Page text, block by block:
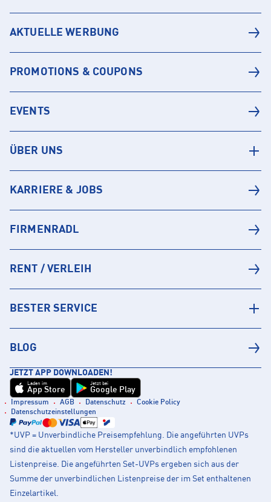
AKTUELLE WERBUNG
PROMOTIONS & COUPONS
EVENTS
ÜBER UNS
KARRIERE & JOBS
FIRMENRADL
RENT / VERLEIH
BESTER SERVICE
BLOG
JETZT APP DOWNLOADEN!
Laden im
App Store
Jetzt bei
Google Play
Impressum AGB Datenschutz
Cookie Policy
Datenschutzeinstellungen
*UVP = Unverbindliche Preisempfehlung. Die angeführten UVPs
sind die aktuellen vom Hersteller unverbindlich empfohlenen
Listenpreise. Die angeführten Set-UVPs ergeben sich aus der
Summe der unverbindlichen Listenpreise der im Set enthaltenen
Einzelartikel.